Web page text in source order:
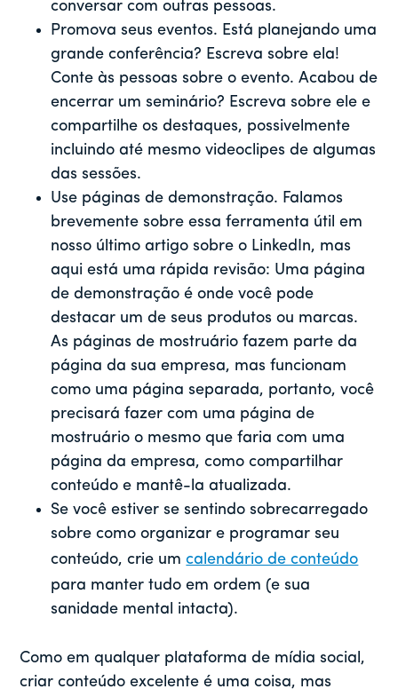
conversar com outras pessoas.
Promova seus eventos. Está planejando uma
grande conferência? Escreva sobre ela!
Conte às pessoas sobre o evento. Acabou de
encerrar um seminário? Escreva sobre ele e
compartilhe os destaques, possivelmente
incluindo até mesmo videoclipes de algumas
das sessões.
Use páginas de demonstração. Falamos
brevemente sobre essa ferramenta útil em
nosso último artigo sobre o LinkedIn, mas
aqui está uma rápida revisão: Uma página
de demonstração é onde você pode
destacar um de seus produtos ou marcas.
As páginas de mostruário fazem parte da
página da sua empresa, mas funcionam
como uma página separada, portanto, você
precisará fazer com uma página de
mostruário o mesmo que faria com uma
página da empresa, como compartilhar
conteúdo e mantê-la atualizada.
Se você estiver se sentindo sobrecarregado
sobre como organizar e programar seu
conteúdo, crie umcalendário de conteúdo
para manter tudo em ordem (e sua
sanidade mental intacta).
Como em qualquer plataforma de mídia social,
criar conteúdo excelente é uma coisa, mas